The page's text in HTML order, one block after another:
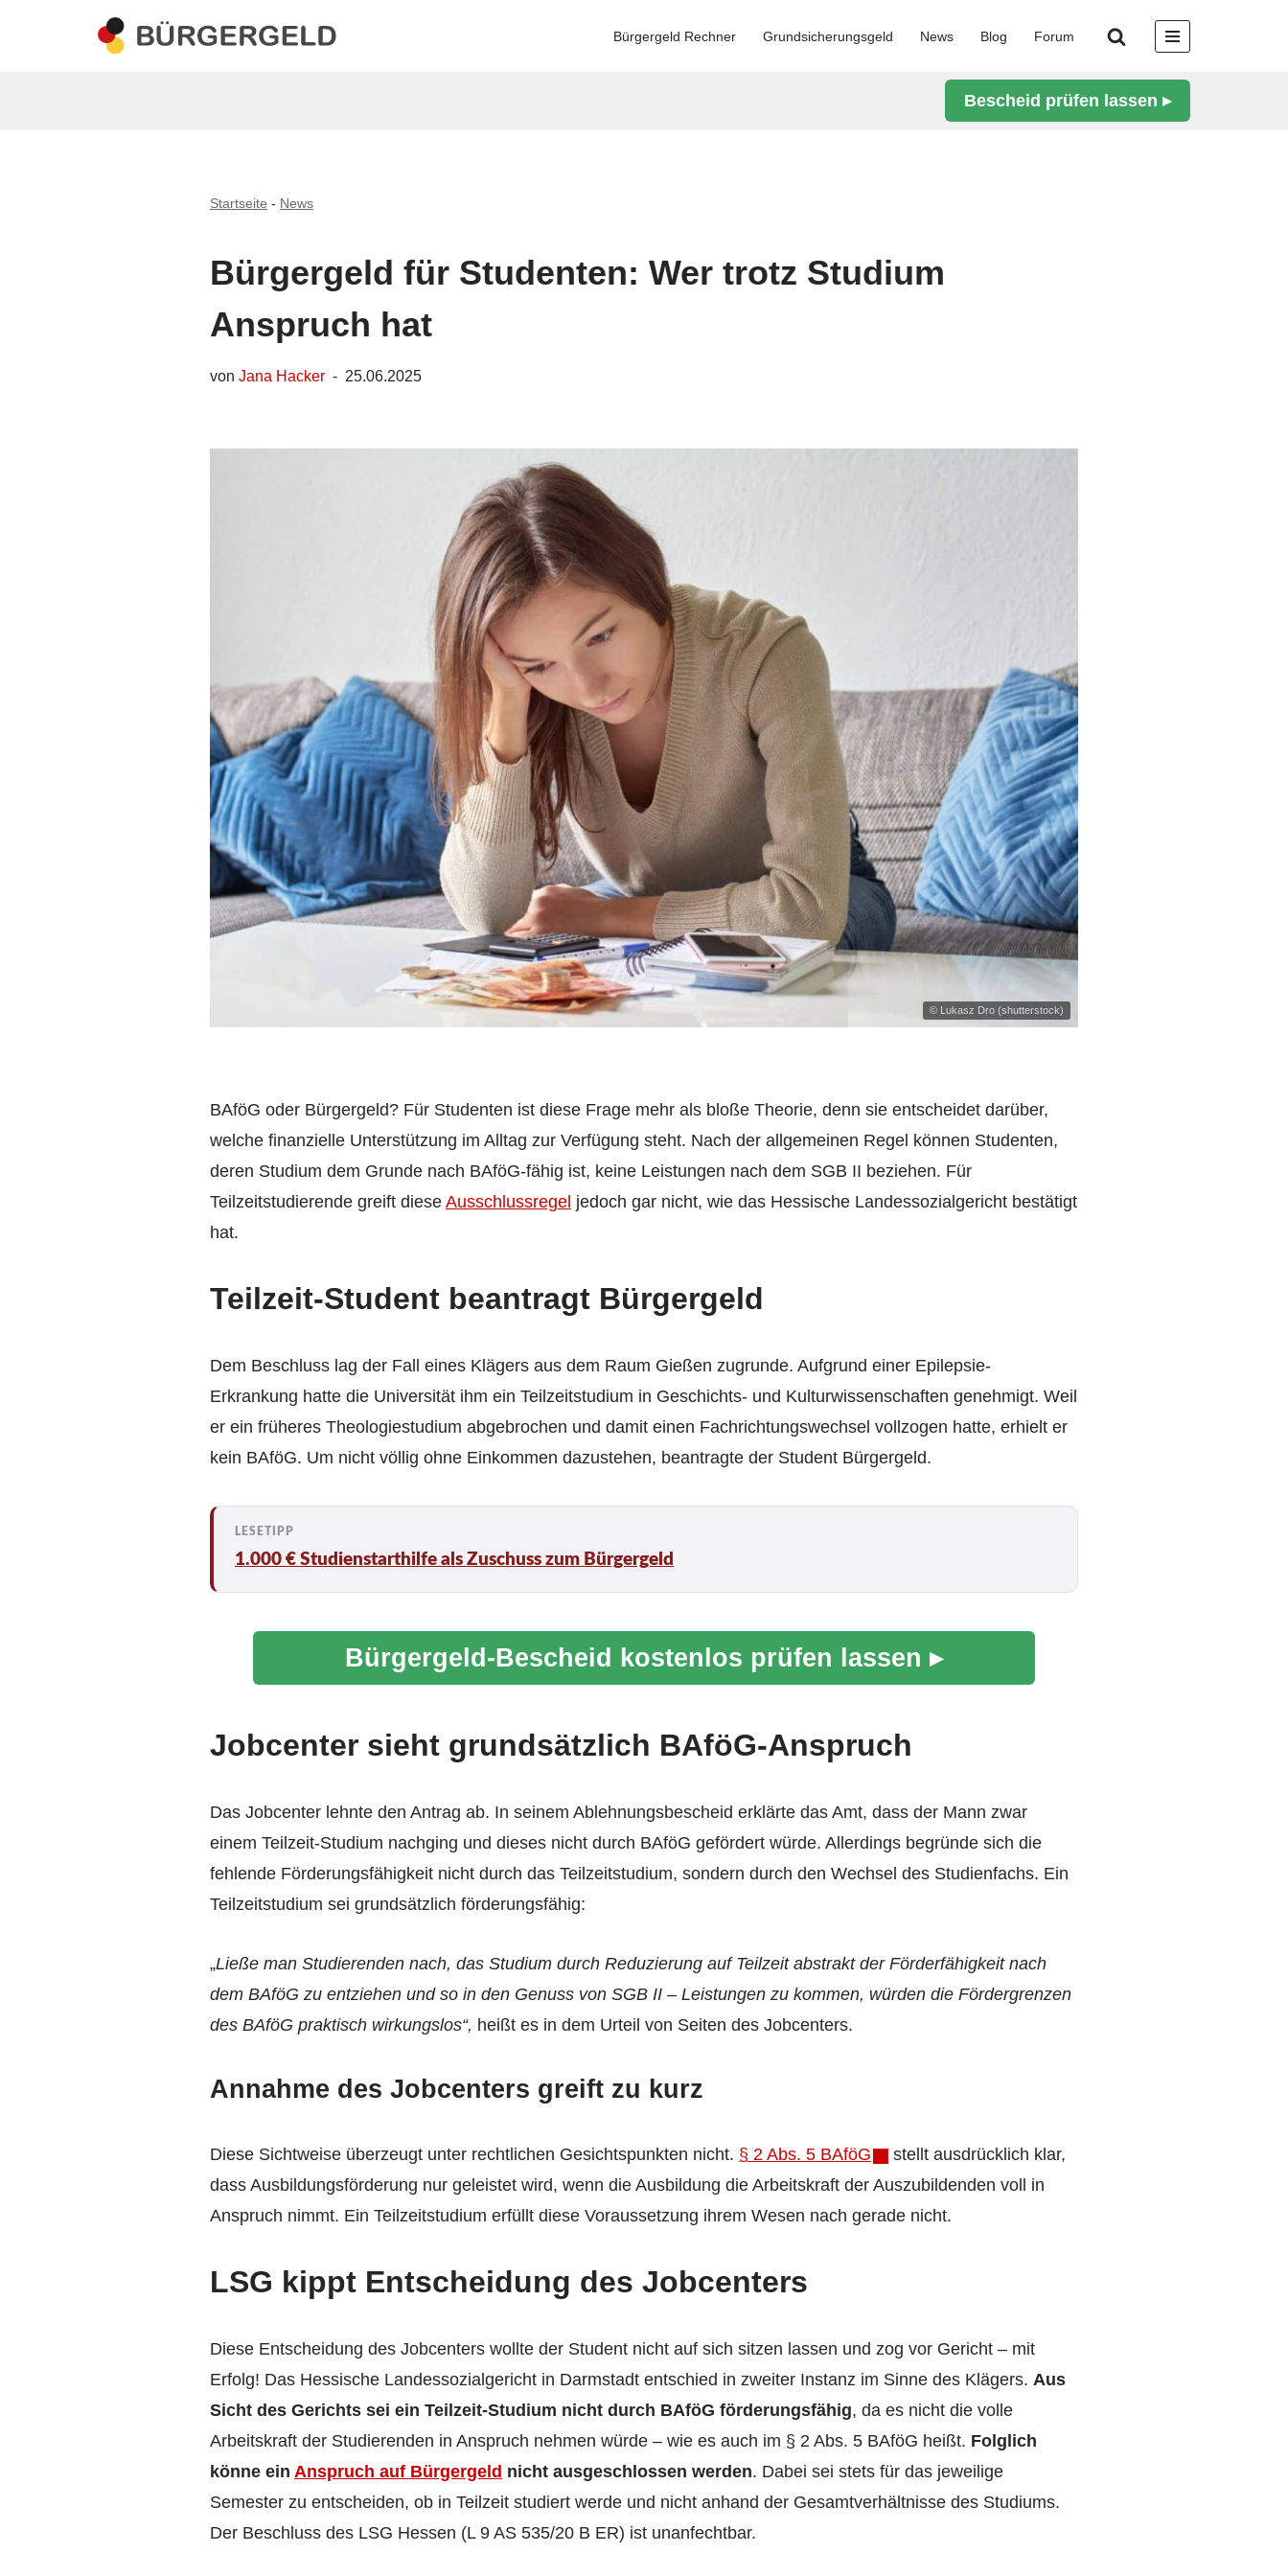
Bürgergeld Rechner Grundsicherungsgeld News Blog Forum
Bescheid prüfen lassen ▸
Startseite - News
Bürgergeld für Studenten: Wer trotz Studium
Anspruch hat
von Jana Hacker 25.06.2025
© Lukasz Dro (shutterstock)
BAföG oder Bürgergeld? Für Studenten ist diese Frage mehr als bloße Theorie, denn sie entscheidet darüber,
welche finanzielle Unterstützung im Alltag zur Verfügung steht. Nach der allgemeinen Regel können Studenten,
deren Studium dem Grunde nach BAföG-fähig ist, keine Leistungen nach dem SGB II beziehen. Für
Teilzeitstudierende greift diese Ausschlussregel jedoch gar nicht, wie das Hessische Landessozialgericht bestätigt
hat.
Teilzeit-Student beantragt Bürgergeld
Dem Beschluss lag der Fall eines Klägers aus dem Raum Gießen zugrunde. Aufgrund einer Epilepsie-
Erkrankung hatte die Universität ihm ein Teilzeitstudium in Geschichts- und Kulturwissenschaften genehmigt. Weil
er ein früheres Theologiestudium abgebrochen und damit einen Fachrichtungswechsel vollzogen hatte, erhielt er
kein BAföG. Um nicht völlig ohne Einkommen dazustehen, beantragte der Student Bürgergeld.
1.000 € Studienstarthilfe als Zuschuss zum Bürgergeld
Bürgergeld-Bescheid kostenlos prüfen lassen ▸
Jobcenter sieht grundsätzlich BAföG-Anspruch
Das Jobcenter lehnte den Antrag ab. In seinem Ablehnungsbescheid erklärte das Amt, dass der Mann zwar
einem Teilzeit-Studium nachging und dieses nicht durch BAföG gefördert würde. Allerdings begründe sich die
fehlende Förderungsfähigkeit nicht durch das Teilzeitstudium, sondern durch den Wechsel des Studienfachs. Ein
Teilzeitstudium sei grundsätzlich förderungsfähig:
„Ließe man Studierenden nach, das Studium durch Reduzierung auf Teilzeit abstrakt der Förderfähigkeit nach
dem BAföG zu entziehen und so in den Genuss von SGB II – Leistungen zu kommen, würden die Fördergrenzen
des BAföG praktisch wirkungslos“, heißt es in dem Urteil von Seiten des Jobcenters.
Annahme des Jobcenters greift zu kurz
Diese Sichtweise überzeugt unter rechtlichen Gesichtspunkten nicht. § 2 Abs. 5 BAföG
stellt ausdrücklich klar,
dass Ausbildungsförderung nur geleistet wird, wenn die Ausbildung die Arbeitskraft der Auszubildenden voll in
Anspruch nimmt. Ein Teilzeitstudium erfüllt diese Voraussetzung ihrem Wesen nach gerade nicht.
LSG kippt Entscheidung des Jobcenters
Diese Entscheidung des Jobcenters wollte der Student nicht auf sich sitzen lassen und zog vor Gericht – mit
Erfolg! Das Hessische Landessozialgericht in Darmstadt entschied in zweiter Instanz im Sinne des Klägers. Aus
Sicht des Gerichts sei ein Teilzeit-Studium nicht durch BAföG förderungsfähig, da es nicht die volle
Arbeitskraft der Studierenden in Anspruch nehmen würde – wie es auch im § 2 Abs. 5 BAföG heißt. Folglich
könne ein Anspruch auf Bürgergeld nicht ausgeschlossen werden. Dabei sei stets für das jeweilige
Semester zu entscheiden, ob in Teilzeit studiert werde und nicht anhand der Gesamtverhältnisse des Studiums.
Der Beschluss des LSG Hessen (L 9 AS 535/20 B ER) ist unanfechtbar.